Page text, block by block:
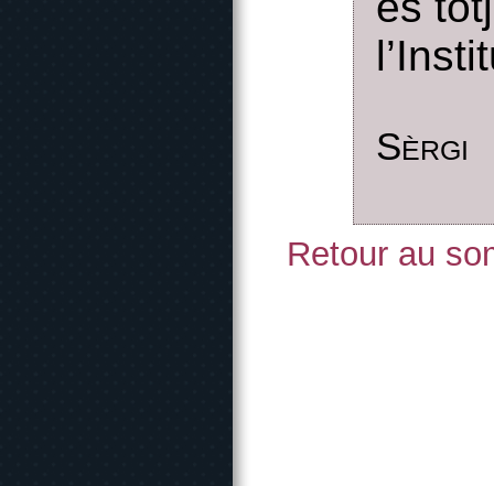
Sèrgi
Retour au